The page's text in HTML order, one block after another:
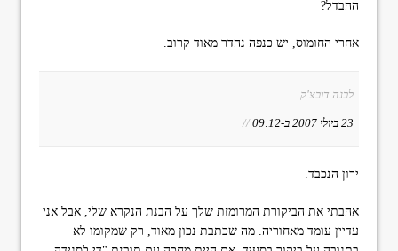
ההבדל?
אחרי החומוס, יש כנפה נהדר מאוד קרוב.
לבנה דובצ'ק
23 ביולי 2007 ב-09:12 //
ירון הנכבד.
אהבתי את הביקורת המרומזת שלך על הבנת הנקרא שלי, אבל אני
עדיין עומד מאחוריה. מה שכתבת נכון מאוד, רק שמקומו לא